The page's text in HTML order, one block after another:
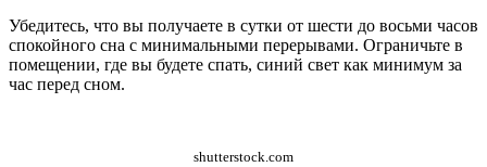
Убедитесь, что вы получаете в сутки от шести до восьми часов
спокойного сна с минимальными перерывами. Ограничьте в
помещении, где вы будете спать, синий свет как минимум за
час перед сном.
shutterstock.com